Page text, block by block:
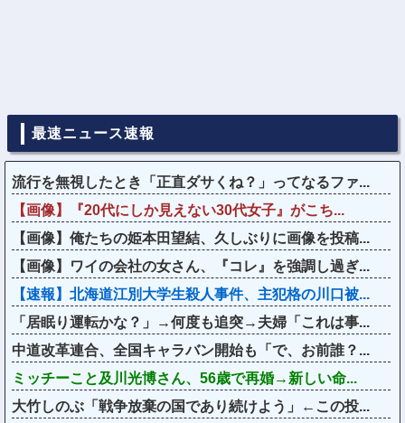
最速ニュース速報
流行を無視したとき「正直ダサくね？」ってなるファ...
【画像】『20代にしか見えない30代女子』がこち...
【画像】俺たちの姫本田望結、久しぶりに画像を投稿...
【画像】ワイの会社の女さん、『コレ』を強調し過ぎ...
【速報】北海道江別大学生殺人事件、主犯格の川口被...
「居眠り運転かな？」→何度も追突→夫婦「これは事...
中道改革連合、全国キャラバン開始も「で、お前誰？...
ミッチーこと及川光博さん、56歳で再婚→新しい命...
大竹しのぶ「戦争放棄の国であり続けよう」←この投...